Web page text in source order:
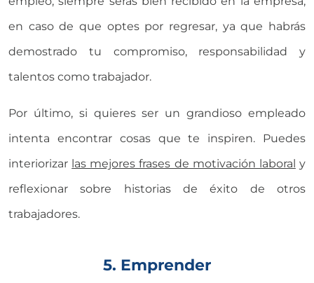
en caso de que optes por regresar, ya que habrás
demostrado tu compromiso, responsabilidad y
talentos como trabajador.
Por último, si quieres ser un grandioso empleado
intenta encontrar cosas que te inspiren. Puedes
interiorizar las mejores frases de motivación laboral y
reflexionar sobre historias de éxito de otros
trabajadores.
5. Emprender